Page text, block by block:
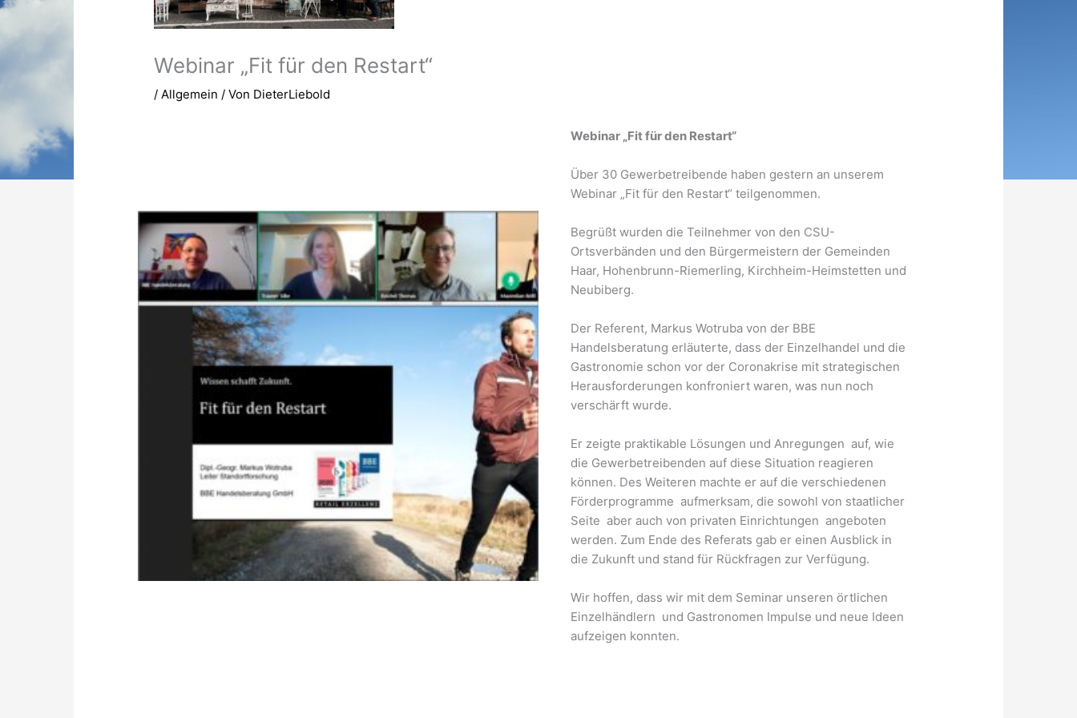
Webinar „Fit für den Restart“
/Allgemein / Von DieterLiebold
Webinar „Fit für den Restart“
Über 30 Gewerbetreibende haben gestern an unserem
Webinar „Fit für den Restart“ teilgenommen.
Begrüßt wurden die Teilnehmer von den CSU-
Ortsverbänden und den Bürgermeistern der Gemeinden
Haar, Hohenbrunn-Riemerling, Kirchheim-Heimstetten und
Neubiberg.
Der Referent, Markus Wotruba von der BBE
Handelsberatung erläuterte, dass der Einzelhandel und die
Gastronomie schon vor der Coronakrise mit strategischen
Herausforderungen konfroniert waren, was nun noch
verschärft wurde.
Er zeigte praktikable Lösungen und Anregungen auf, wie
die Gewerbetreibenden auf diese Situation reagieren
können. Des Weiteren machte er auf die verschiedenen
Förderprogramme aufmerksam, die sowohl von staatlicher
Seite aber auch von privaten Einrichtungen angeboten
werden. Zum Ende des Referats gab er einen Ausblick in
die Zukunft und stand für Rückfragen zur Verfügung.
Wir hoffen, dass wir mit dem Seminar unseren örtlichen
Einzelhändlern und Gastronomen Impulse und neue Ideen
aufzeigen konnten.